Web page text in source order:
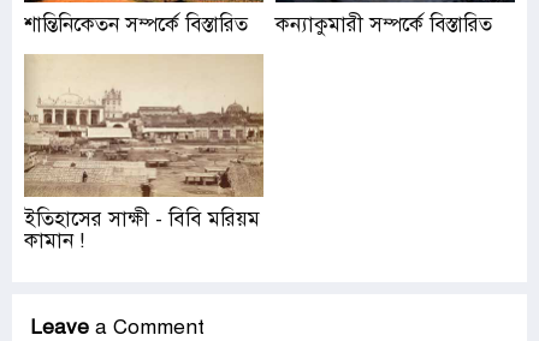
শান্তিনিকেতন সম্পর্কে বিস্তারিত কন্যাকুমারী সম্পর্কে বিস্তারিত
ইতিহাসের সাক্ষী - বিবি মরিয়ম
কামান !
Leave a Comment